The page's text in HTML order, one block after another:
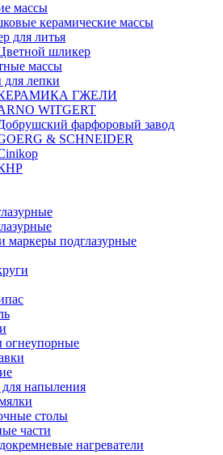
массы
керамические массы
для литья
шликер
массы
лепки
ГЖЕЛИ
WITGERT
фарфоровый завод
& SCHNEIDER
маркеры подглазурные
напыления
столы
части
нагреватели